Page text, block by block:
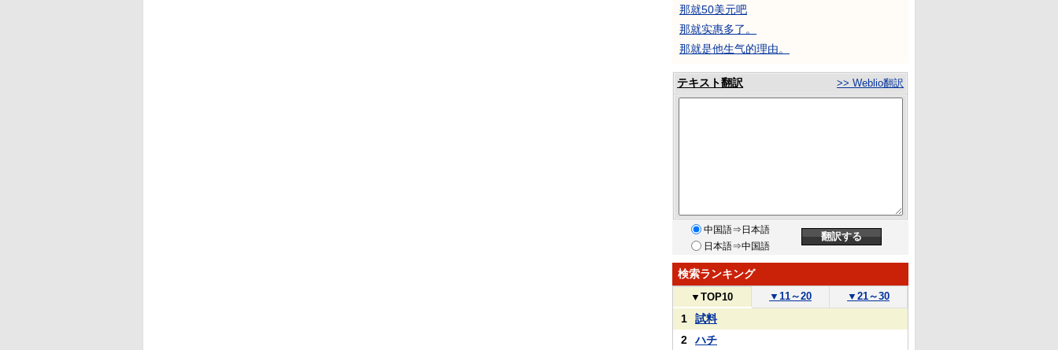
那就50美元吧
那就实惠多了。
那就是他生气的理由。
テキスト翻訳 >> Weblio翻訳
中国語⇒日本語
日本語⇒中国語
検索ランキング
▼ TOP10 ▼ 11～20 ▼ 21～30
1
試料
2
ハチ